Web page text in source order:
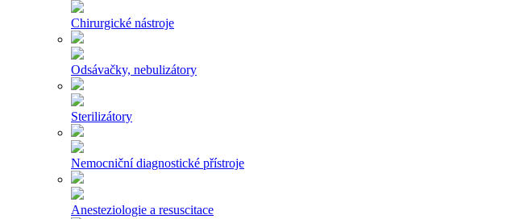
Chirurgické nástroje
Odsávačky, nebulizátory
Sterilizátory
Nemocniční diagnostické přístroje
Anesteziologie a resuscitace